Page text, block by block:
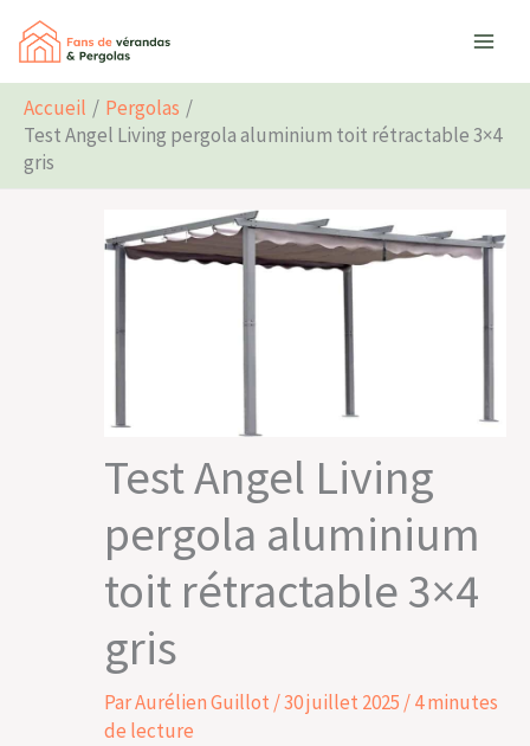
Aller
contenu
Accueil
Pergolas
Test Angel Living pergola aluminium toit rétractable 3×4
gris
Test Angel Living
pergola aluminium
toit rétractable 3×4
gris
ParAurélien Guillot /30 juillet 2025 /4 minutes
de lecture
Rechercher